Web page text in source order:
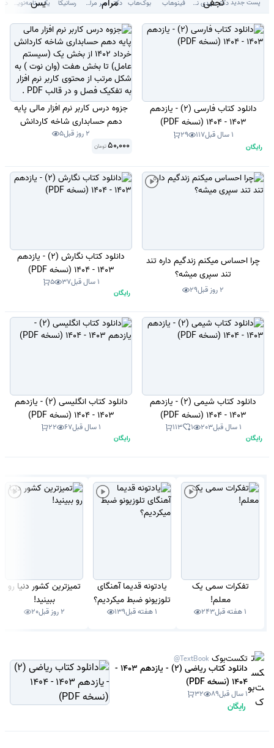
پست جدید دکتر مهدی نجفی دلوئی فینوهاب بوک‌هاب دکتر امیر مرام قرطاول رسانیکا یک برنامه‌نویس
دانلود کتاب فارسی (2) - یازدهم
1403 - 1404 (نسخه PDF)
1 سال قبل 117
29
رایگان
جزوه درس کاربر نرم افزار مالی پایه
دهم حسابداری شاخه کاردانش
خرداد 1402 از بخش یک (سیستم
عامل) تا بخش هفت (وان نوت ) به
به تفکیک فصل و در قالب PDF .
2 روز قبل 5
50,000تومان
چرا احساس میکنم زندگیم داره تند
تند سپری میشه؟
2 روز قبل 29
دانلود کتاب نگارش (2) - یازدهم
1403 - 1404 (نسخه PDF)
1 سال قبل 37
5
رایگان
دانلود کتاب شیمی (2) - یازدهم
1403 - 1404 (نسخه PDF)
1 سال قبل 203
1
113
رایگان
دانلود کتاب انگلیسی (2) - یازدهم
1403 - 1404 (نسخه PDF)
1 سال قبل 67
22
رایگان
تفکرات سمی یک
معلم!
1 هفته قبل 243
یادتونه قدیما آهنگای
تلوزیونو ضبط میکردیم؟
1 هفته قبل 139
تمیزترین کشور دنیا رو
ببینید!
2 روز قبل 20
تکست‌بوک @TextBook
دانلود کتاب ریاضی (2) - یازدهم 1403 -
1404 (نسخه PDF)
1 سال قبل 89
32
رایگان